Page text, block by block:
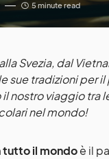
5 minute read
Svezia, dal
sue tradizioni per
nostro viaggio tra
nel mondo!
tutto il mondoè il